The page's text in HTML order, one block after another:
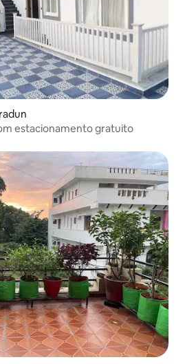
estacionamento gratuito